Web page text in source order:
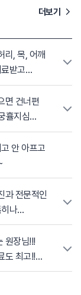
더보기
리, 목, 어깨
받고
다시
다.
휼지심
. 어려운
로 알고
바로 그
인지
는 몸
었습니다.
하시는
안 아프고
과 전문적인
나
편안하게
습니다.
원장님
원장님!!!
도 최고!!
신있게